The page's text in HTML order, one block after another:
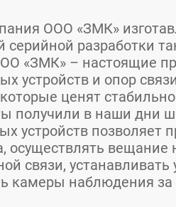
ООО «ЗМК»
серийной разработки
«ЗМК» – настоящие
устройств и опор
ценят
получили в наши дни
устройств позволяет
осуществлять
связи, устанавливать
камеры наблюдения за